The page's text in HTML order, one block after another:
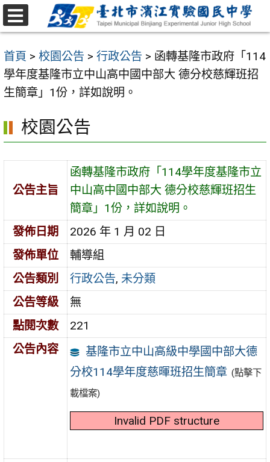
跳
至
要
內
容
首頁 > 校園公告 > 行政公告 > 函轉基隆市政府「114
學年度基隆市立中山高中國中部大 德分校慈輝班招
生簡章」1份，詳如說明。
校園公告
公告主旨
函轉基隆市政府「114學年度基隆市立
中山高中國中部大 德分校慈輝班招生
簡章」1份，詳如說明。
發佈日期
2026 年 1 月 02 日
發佈單位
輔導組
公告類別
行政公告,未分類
公告等級
無
點閱次數
221
公告內容
基隆市立中山高級中學國中部大德
分校114學年度慈暉班招生簡章 (點擊下
載檔案)
Invalid PDF structure
選
單